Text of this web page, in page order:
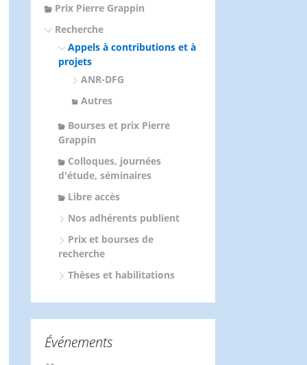
Prix Pierre Grappin
Recherche
Appels à contributions et à
projets
ANR-DFG
Autres
Bourses et prix Pierre
Grappin
Colloques, journées
d'étude, séminaires
Libre accès
Nos adhérents publient
Prix et bourses de
recherche
Thèses et habilitations
Événements